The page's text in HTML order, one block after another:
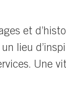
et
lieu
Une